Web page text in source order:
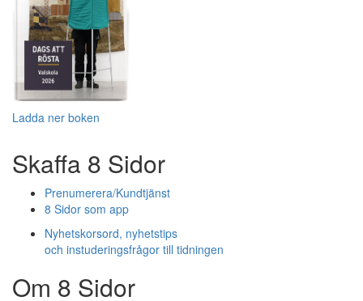
Ladda ner boken
Skaffa 8 Sidor
Prenumerera/Kundtjänst
8 Sidor som app
Nyhetskorsord, nyhetstips
och instuderingsfrågor till tidningen
Om 8 Sidor